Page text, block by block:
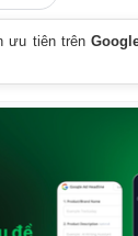
ưu tiên trên